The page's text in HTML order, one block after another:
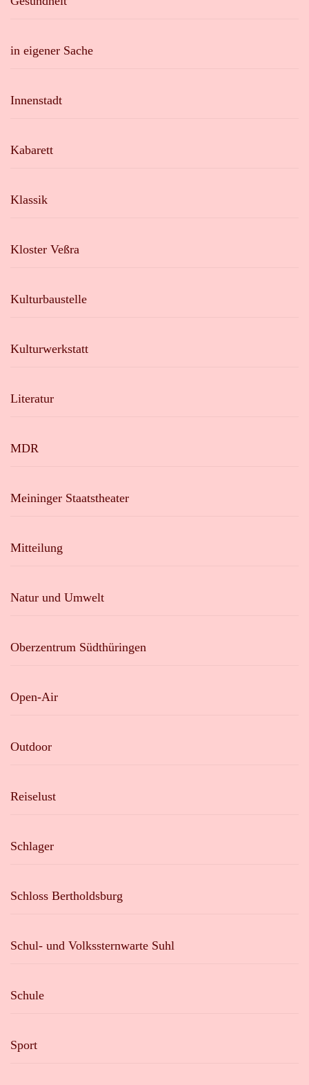
in eigener Sache
Innenstadt
Kabarett
Klassik
Kloster Veßra
Kulturbaustelle
Kulturwerkstatt
Literatur
MDR
Meininger Staatstheater
Mitteilung
Natur und Umwelt
Oberzentrum Südthüringen
Open-Air
Outdoor
Reiselust
Schlager
Schloss Bertholdsburg
Schul- und Volkssternwarte Suhl
Schule
Sport